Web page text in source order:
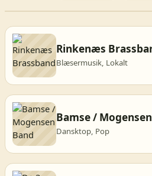
Rinkenæs
Blæsermusik, Lokalt
Bamse /
Dansktop, Pop